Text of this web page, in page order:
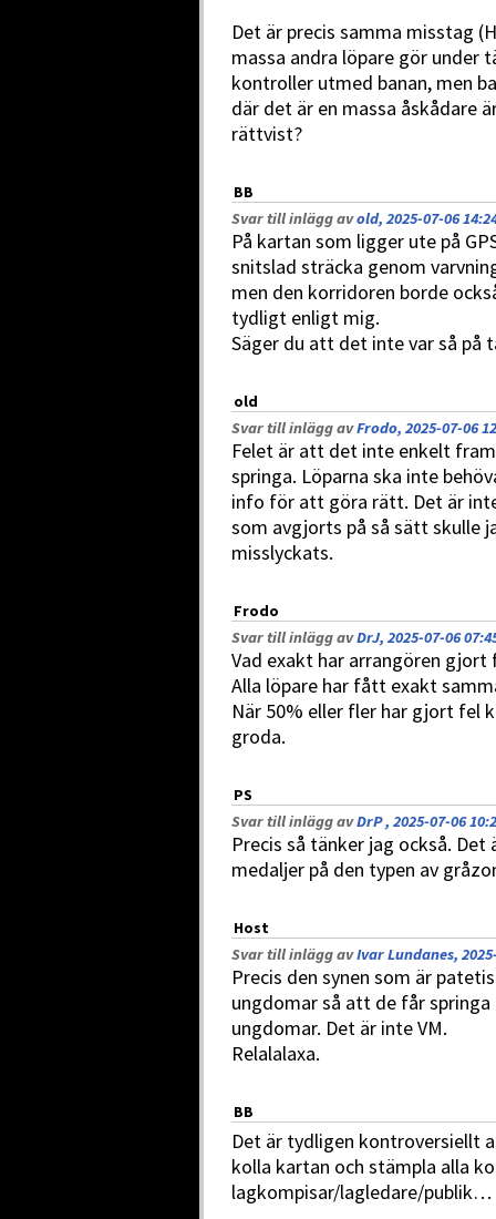
Det är precis samma misstag
massa andra löpare gör under
kontroller utmed banan, men
där det är en massa åskådare
rättvist?
BB
Svar till inlägg avold, 2025-07-06
På kartan som ligger ute på
snitslad sträcka genom
men den korridoren borde
tydligt enligt mig.
Säger du att det inte var så på
old
Svar till inlägg avFrodo, 2025-07-06
Felet är att det inte enkelt
springa. Löparna ska inte
info för att göra rätt. Det är
som avgjorts på så sätt skulle
misslyckats.
Frodo
Svar till inlägg avDrJ, 2025-07-06
Vad exakt har arrangören gjort
Alla löpare har fått exakt
När 50% eller fler har gjort fel
groda.
PS
Svar till inlägg avDrP , 2025-07-06
Precis så tänker jag också.
medaljer på den typen av
Host
Svar till inlägg avIvar Lundanes,
Precis den synen som är
ungdomar så att de får
ungdomar. Det är inte VM.
Relalalaxa.
BB
Det är tydligen kontroversiellt
kolla kartan och stämpla alla
lagkompisar/lagledare/publik…